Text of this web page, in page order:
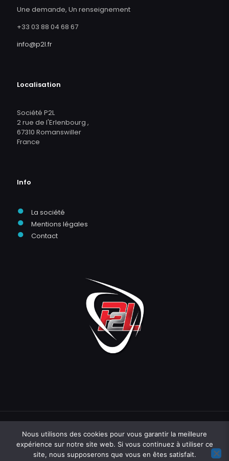
Une demande, Un renseignement
+33 03 88 04 68 67
info@p2l.fr
Localisation
Société P2L
2 rue de l'Erlenbourg ,
67310 Romanswiller
France
Info
● La société
● Mentions légales
● Contact
Une création Hopcloud
07 71 81 83 40
Nous utilisons des cookies pour vous garantir la meilleure
expérience sur notre site web. Si vous continuez à utiliser ce
site, nous supposerons que vous en êtes satisfait.